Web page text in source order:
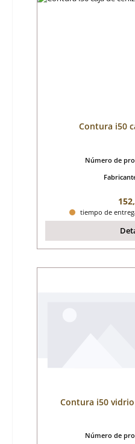
Contura i50
Número de
tiempo de
Contura i50
Número de